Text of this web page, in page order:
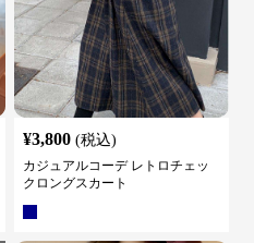
¥3,800 (税込)
カジュアルコーデ レトロチェッ
クロングスカート